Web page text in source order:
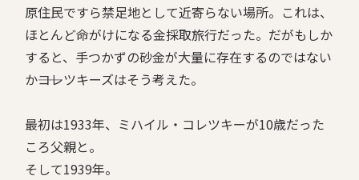
原住民ですら禁足地として近寄らない場所。これは、
ほとんど命がけになる金採取旅行だった。だがもしか
すると、手つかずの砂金が大量に存在するのではない
か――コレツキーズはそう考えた。
最初は1933年、ミハイル・コレツキーが10歳だった
ころ父親と。
そして1939年。